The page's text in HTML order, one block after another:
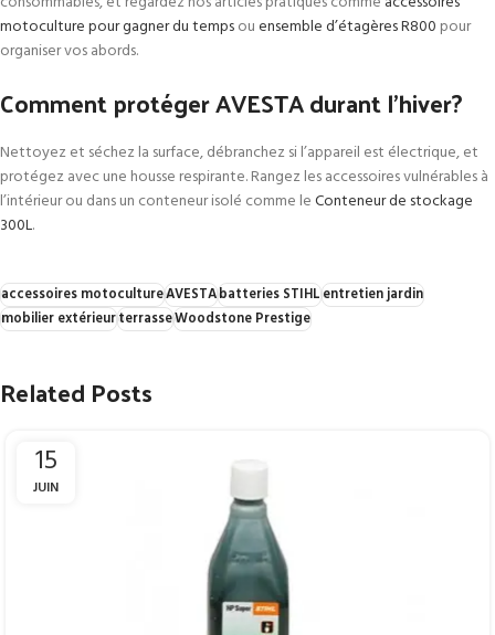
motoculture pour gagner du tempsouensemble d’étagères R800 pour
organiser vos abords.
Comment protéger AVESTA durant l’hiver?
Nettoyez et séchez la surface, débranchez si l’appareil est électrique, et
protégez avec une housse respirante. Rangez les accessoires vulnérables à
l’intérieur ou dans un conteneur isolé comme leConteneur de stockage
300L.
accessoires motocultureAVESTAbatteries STIHLentretien jardin
mobilier extérieurterrasseWoodstone Prestige
Related Posts
15
JUIN